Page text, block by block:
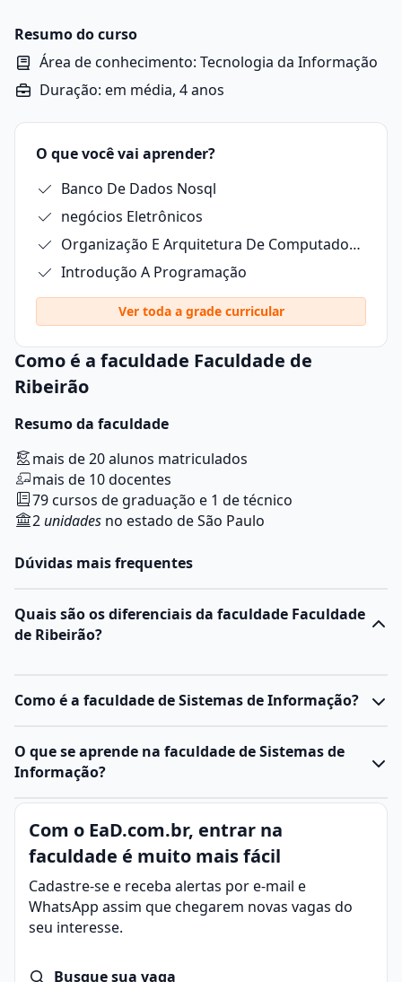
Resumo do curso
Área de conhecimento: Tecnologia da Informação
Duração: em média, 4 anos
O que você vai aprender?
Banco De Dados Nosql
negócios Eletrônicos
Organização E Arquitetura De Computadores
Introdução A Programação
Ver toda a grade curricular
Como é a faculdade Faculdade de
Ribeirão
Resumo da faculdade
mais de 20 alunos matriculados
mais de 10 docentes
79 cursos de graduação e 1 de técnico
2unidades no estado de São Paulo
Dúvidas mais frequentes
Quais são os diferenciais da faculdade Faculdade
de Ribeirão?
Como é a faculdade de Sistemas de Informação?
O curso de Sistemas da Informaçãoprepara
profissionais para desenvolver, gerenciar e
diárias e a tomada de decisão em organizações
Durante o percurso,os estudantes aprendem os
fundamentos da arquitetura de sistemas
de soluções tecnológicas.
Conforme avançam nos tópicos, os alunosexploram
disciplinas relacionadas à
análise de dados.
O que se aprende na faculdade de Sistemas de
Informação?
Sistemas de Informação
conjuntos de sistemas
que coletam, processam, armazenam e distribuem
informaçõespara guiar estratégias organizacionais.
Eles contribuem para o gerenciamento de dados
garantem que as informações corretas estejam
disponíveis no momento certo para as pessoas
Um Sistema de Informação é
Com o EaD.com.br, entrar na
faculdade é muito mais fácil
Cadastre-se e receba alertas por e-mail e
WhatsApp assim que chegarem novas vagas do
seu interesse.
Busque sua vaga